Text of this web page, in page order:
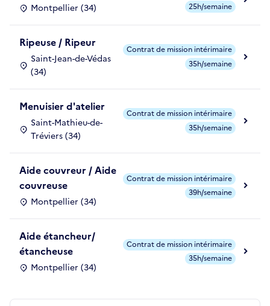
Montpellier (34)
25h/semaine
Ripeuse / Ripeur
Saint-Jean-de-Védas
(34)
Contrat de mission intérimaire
35h/semaine
Menuisier d'atelier
Saint-Mathieu-de-
Tréviers (34)
Contrat de mission intérimaire
35h/semaine
Aide couvreur / Aide
couvreuse
Montpellier (34)
Contrat de mission intérimaire
39h/semaine
Aide étancheur/
étancheuse
Montpellier (34)
Contrat de mission intérimaire
35h/semaine